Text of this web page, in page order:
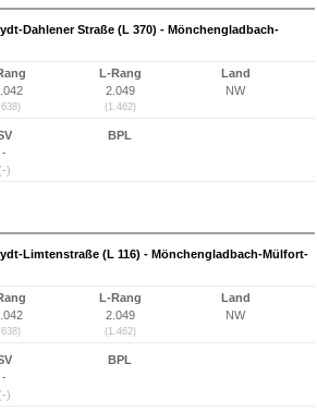
Dahlener Straße (L 370) - Mönchengladbach-
L-Rang
2.049
(1.462)
Land
NW
-
(-)
BPL
Limtenstraße (L 116) - Mönchengladbach-Mülfort-
L-Rang
2.049
(1.462)
Land
NW
-
(-)
BPL